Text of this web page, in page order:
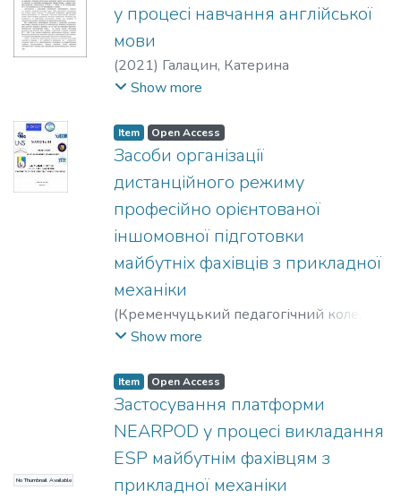
у процесі навчання англійської
мови
(2021) Галацин, Катерина
Олександрівна
Show more
Item Open Access
Засоби організації
дистанційного режиму
професійно орієнтованої
іншомовної підготовки
майбутніх фахівців з прикладної
механіки
(Кременчуцький педагогічний коледж
імені А. С. Макаренка
Леонідівна
Show more
No Thumbnail Available
Item Open Access
Застосування платформи
NEARPOD у процесі викладання
ESP майбутнім фахівцям з
прикладної механіки